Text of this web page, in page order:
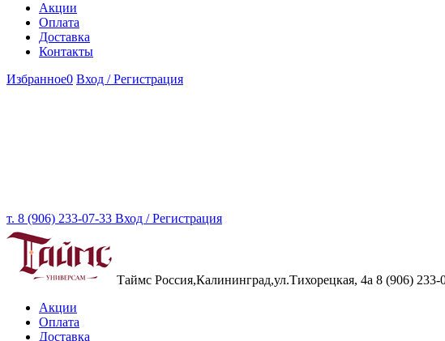
Акции
Оплата
Доставка
Контакты
Избранное0 Вход / Регистрация
т. 8 (906) 233-07-33 Вход / Регистрация
Таймс Россия,Калининград,ул.Тихорецкая, 4а 8 (906) 233-
Акции
Оплата
Доставка